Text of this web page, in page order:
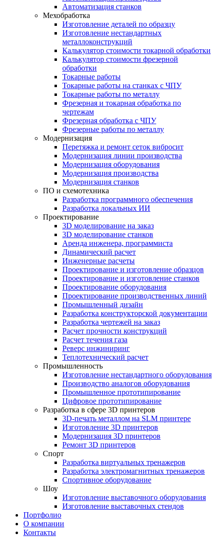
Автоматизация станков
Мехобработка
Изготовление деталей по образцу
Изготовление нестандартных
металлоконструкций
Калькулятор стоимости токарной обработки
Калькулятор стоимости фрезерной
обработки
Токарные работы
Токарные работы на станках с ЧПУ
Токарные работы по металлу
Фрезерная и токарная обработка по
чертежам
Фрезерная обработка с ЧПУ
Фрезерные работы по металлу
Модернизация
Перетяжка и ремонт сеток вибросит
Модернизация линии производства
Модернизация оборудования
Модернизация производства
Модернизация станков
ПО и схемотехника
Разработка программного обеспечения
Разработка локальных ИИ
Проектирование
3D моделирование на заказ
3D моделирование станков
Аренда инженера, программиста
Динамический расчет
Инженерные расчеты
Проектирование и изготовление образцов
Проектирование и изготовление станков
Проектирование оборудования
Проектирование производственных линий
Промышленный дизайн
Разработка конструкторской документации
Разработка чертежей на заказ
Расчет прочности конструкций
Расчет течения газа
Реверс инжиниринг
Теплотехнический расчет
Промышленность
Изготовление нестандартного оборудования
Производство аналогов оборудования
Промышленное прототипирование
Цифровое прототипирование
Разработка в сфере 3D принтеров
3D-печать металлом на SLM принтере
Изготовление 3D принтеров
Модернизация 3D принтеров
Ремонт 3D принтеров
Спорт
Разработка виртуальных тренажеров
Разработка электромагнитных тренажеров
Спортивное оборудование
Шоу
Изготовление выставочного оборудования
Изготовление выставочных стендов
Портфолио
О компании
Контакты